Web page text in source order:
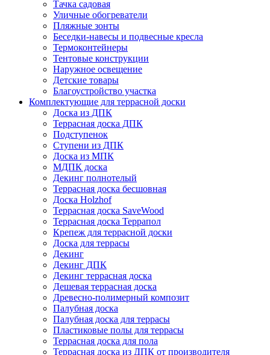
Тачка садовая
Уличные обогреватели
Пляжные зонты
Беседки-навесы и подвесные кресла
Термоконтейнеры
Тентовые конструкции
Наружное освещение
Детские товары
Благоустройство участка
Комплектующие для террасной доски
Доска из ДПК
Террасная доска ДПК
Подступенок
Ступени из ДПК
Доска из МПК
МДПК доска
Декинг полнотелый
Террасная доска бесшовная
Доска Holzhof
Террасная доска SaveWood
Террасная доска Террапол
Крепеж для террасной доски
Доска для террасы
Декинг
Декинг ДПК
Декинг террасная доска
Дешевая террасная доска
Древесно-полимерный композит
Палубная доска
Палубная доска для террасы
Пластиковые полы для террасы
Террасная доска для пола
Террасная доска из ДПК от производителя